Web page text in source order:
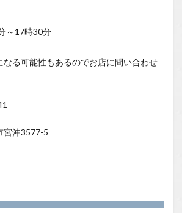
～17時30分
なる可能性もあるのでお店に問い合わせ
宮沖3577-5